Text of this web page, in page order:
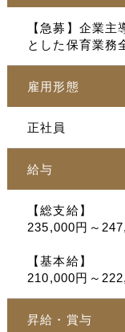
【急募】企業
とした保育業務
雇用形態
正社員
給与
【総支給】
235,000円～
【基本給】
210,000円～
昇給・賞与